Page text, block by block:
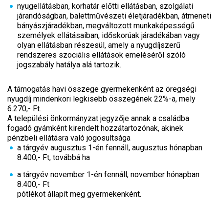
nyugellátásban, korhatár előtti ellátásban, szolgálati
járandóságban, balettművészeti életjáradékban, átmeneti
bányászjáradékban, megváltozott munkaképességű
személyek ellátásaiban, időskorúak járadékában vagy
olyan ellátásban részesül, amely a nyugdíjszerű
rendszeres szociális ellátások emeléséről szóló
jogszabály hatálya alá tartozik.
A támogatás havi összege gyermekenként az öregségi
nyugdíj mindenkori legkisebb összegének 22%-a, mely
6.270,- Ft.
A települési önkormányzat jegyzője annak a családba
fogadó gyámként kirendelt hozzátartozónak, akinek
pénzbeli ellátásra való jogosultsága
a tárgyév augusztus 1-én fennáll, augusztus hónapban
8.400,- Ft, továbbá ha
a tárgyév november 1-én fennáll, november hónapban
8.400,- Ft
pótlékot állapít meg gyermekenként.